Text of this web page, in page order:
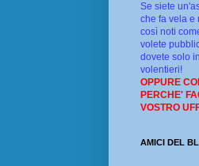
Se siete
che fa vela e
così noti
volete
dovete solo
volentieri!
OPPURE
PERCHE'
VOSTRO
AMICI DEL